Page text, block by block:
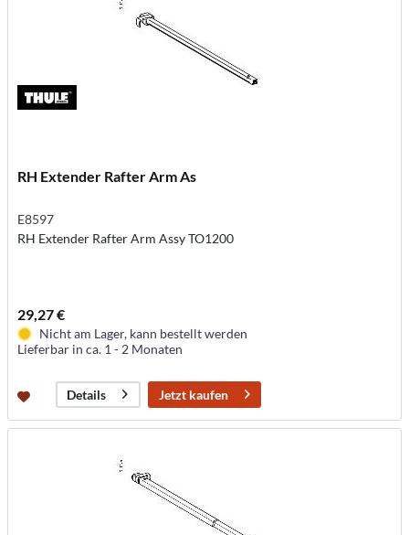
RH Extender Rafter Arm As
E8597
RH Extender Rafter Arm Assy TO1200
29,27 €
Nicht am Lager, kann bestellt werden
Lieferbar in ca. 1 - 2 Monaten
Details Jetzt kaufen